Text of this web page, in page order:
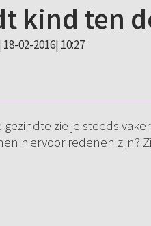
kind ten
18-02-2016| 10:27
zie je steeds
hiervoor redenen zijn?